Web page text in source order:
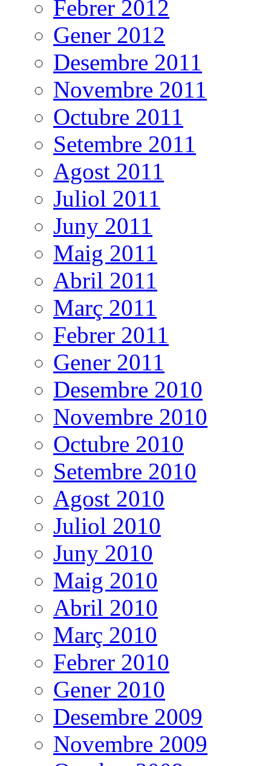
Febrer 2012
Gener 2012
Desembre 2011
Novembre 2011
Octubre 2011
Setembre 2011
Agost 2011
Juliol 2011
Juny 2011
Maig 2011
Abril 2011
Març 2011
Febrer 2011
Gener 2011
Desembre 2010
Novembre 2010
Octubre 2010
Setembre 2010
Agost 2010
Juliol 2010
Juny 2010
Maig 2010
Abril 2010
Març 2010
Febrer 2010
Gener 2010
Desembre 2009
Novembre 2009